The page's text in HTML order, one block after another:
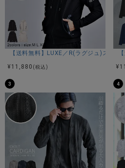
Mサイズ着用
商品説明
BITTER STORE(ビターストア)に
【大人の夏にふさわしい浴衣セット
洗練されたデザインの浴衣と帯の2
落ち着きのある色合いと粋な雰囲
ててくれます。
花火大会や夏祭りはもちろん、夕
ーンで活躍する一着。
【送料無料】LUXE／R(ラグジュ)スト
¥ 11,880 (税込)
¥
3 4